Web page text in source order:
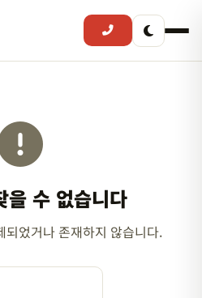
을 수 없습니다
되었거나 존재하지 않습니다.